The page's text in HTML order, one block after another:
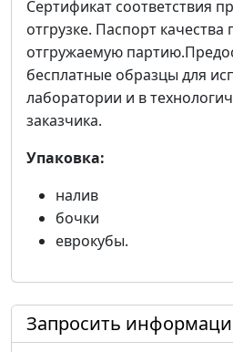
Сертификат соответствия
отгрузке. Паспорт качества
отгружаемую
бесплатные образцы для
лаборатории и в
заказчика.
Упаковка:
налив
бочки
еврокубы.
Запросить